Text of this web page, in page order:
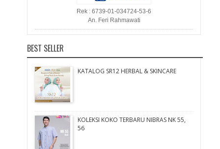
Rek : 6739-01-034724-53-6
An. Feri Rahmawati
BEST SELLER
KATALOG SR12 HERBAL & SKINCARE
KOLEKSI KOKO TERBARU NIBRAS NK 55,
56